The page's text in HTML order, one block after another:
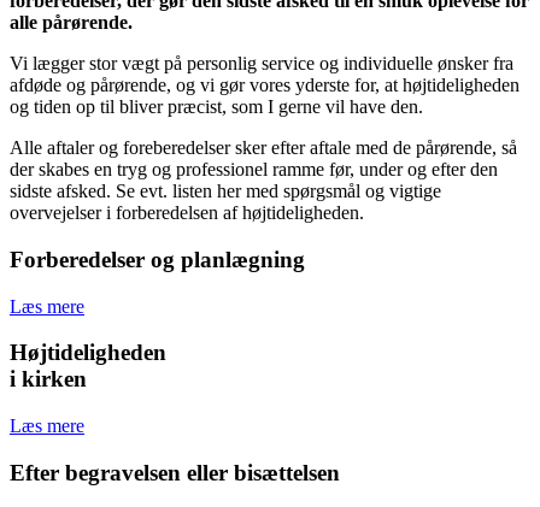
alle pårørende.
Vi lægger stor vægt på personlig service og individuelle ønsker fra
afdøde og pårørende, og vi gør vores yderste for, at højtideligheden
og tiden op til bliver præcist, som I gerne vil have den.
Alle aftaler og foreberedelser sker efter aftale med de pårørende, så
der skabes en tryg og professionel ramme før, under og efter den
sidste afsked. Se evt. listen her med spørgsmål og vigtige
overvejelser i forberedelsen af højtideligheden.
Forberedelser og planlægning
Læs mere
Højtideligheden
i kirken
Læs mere
Efter begravelsen eller bisættelsen